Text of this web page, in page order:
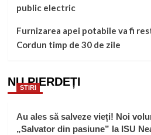
public electric
Furnizarea apei potabile va fi
Cordun timp de 30 de zile
NU PIERDEȚI
STIRI
Au ales să salveze vieți! Noi
„Salvator din pasiune” la ISU